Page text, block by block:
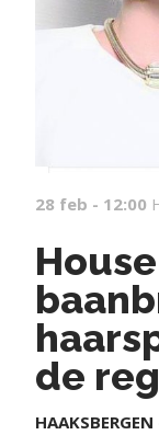
28 feb - 12:00
de
H